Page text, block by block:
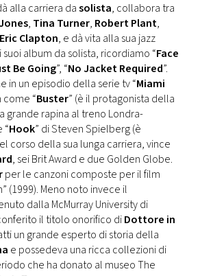
alla carriera dasolista, collabora tra
, Tina Turner, Robert Plant,
Eric Clapton, e dà vita alla sua jazz
suoi album da solista, ricordiamo “Face
Be Going”, “No Jacket Required”.
in un episodio della serie tv “Miami
come “Buster” (è il protagonista della
grande rapina al treno Londra-
“Hook” di Steven Spielberg (è
corso della sua lunga carriera, vince
, sei Brit Award e due Golden Globe.
per le canzoni composte per il film
(1999). Meno noto invece il
dalla McMurray University di
il titolo onorifico diDottore in
un grande esperto di storia della
e possedeva una ricca collezioni di
che ha donato al museo The